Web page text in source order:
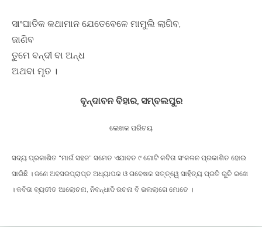
ସାଂଘାତିକ କଥାମାନ ଯେତେବେଳେ ମାମୁଲି ଲାଗିବ,
ଜାଣିବ
ତୁମେ ବନ୍ଦୀ ବା ଅନ୍ଧ
ଅଥବା ମୃତ ।
ବୃନ୍ଦାବନ ବିହାର, ସମ୍ବଲପୁର
ଲେଖକ ପରିଚୟ
ସଦ୍ୟ ପ୍ରକାଶିତ “ମାର୍ଗ ସହଜ” ସମେତ ଏଯାବତ ୯ ଗୋଟି କବିତା ସଂକଳନ ପ୍ରକାଶିତ ହୋଇ
ସାରିଛି । ଜଣେ ଅବସରପ୍ରାପ୍ତ ଅଧ୍ୟାପକ ଓ ଗବେଷକ ସତ୍ତ୍ୱେ ସାହିତ୍ୟ ପ୍ରତି ରୁଚି ରଖେ
। କବିତା ବ୍ୟତୀତ ଆଲୋଚନା, ନିବନ୍ଧାଦି ରଚନା ବି ଭଲଲାଗେ ମୋତେ ।